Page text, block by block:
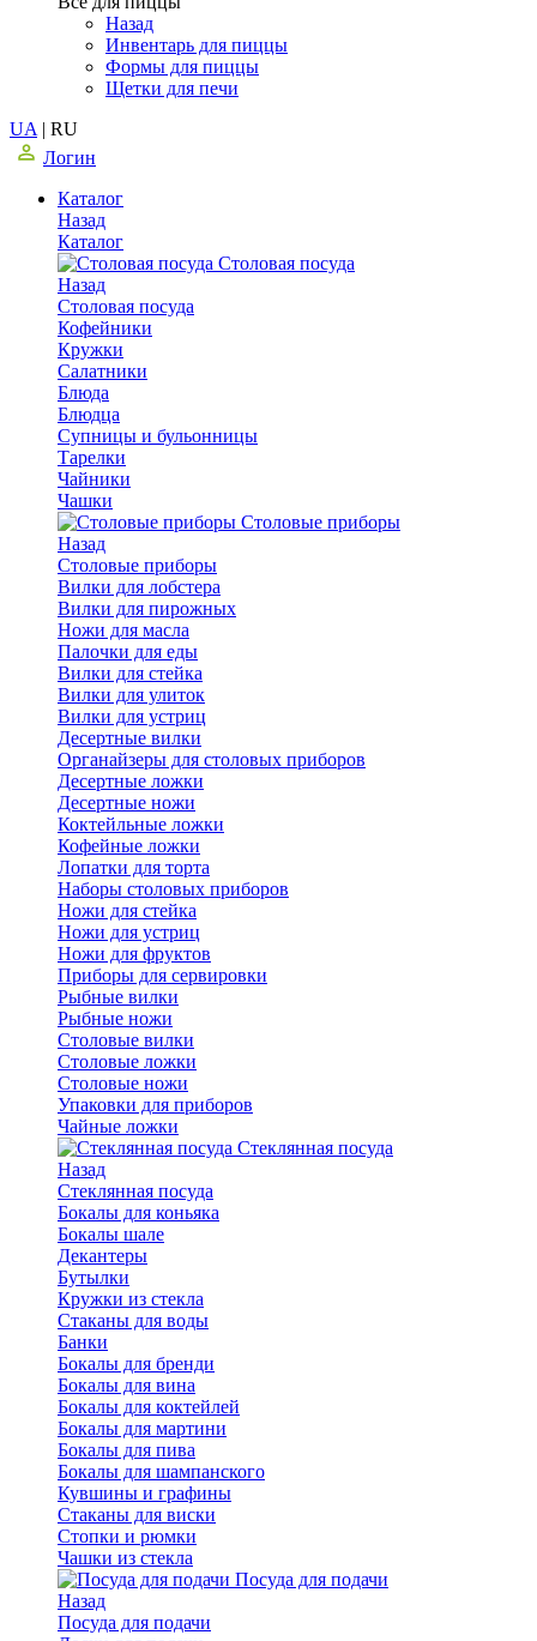
Назад
Инвентарь для пиццы
Формы для пиццы
Щетки для печи
UA | RU
Логин
Каталог
Назад
Каталог
Столовая посуда
Назад
Столовая посуда
Кофейники
Кружки
Салатники
Блюда
Блюдца
Супницы и бульонницы
Тарелки
Чайники
Чашки
Cтоловые приборы
Назад
Cтоловые приборы
Вилки для лобстера
Вилки для пирожных
Ножи для масла
Палочки для еды
Вилки для стейка
Вилки для улиток
Вилки для устриц
Десертные вилки
Органайзеры для столовых приборов
Десертные ложки
Десертные ножи
Коктейльные ложки
Кофейные ложки
Лопатки для торта
Наборы столовых приборов
Ножи для стейка
Ножи для устриц
Ножи для фруктов
Приборы для сервировки
Рыбные вилки
Рыбные ножи
Столовые вилки
Столовые ложки
Столовые ножи
Упаковки для приборов
Чайные ложки
Стеклянная посуда
Назад
Стеклянная посуда
Бокалы для коньяка
Бокалы шале
Декантеры
Бутылки
Кружки из стекла
Стаканы для воды
Банки
Бокалы для бренди
Бокалы для вина
Бокалы для коктейлей
Бокалы для мартини
Бокалы для пива
Бокалы для шампанского
Кувшины и графины
Стаканы для виски
Стопки и рюмки
Чашки из стекла
Посуда для подачи
Назад
Посуда для подачи